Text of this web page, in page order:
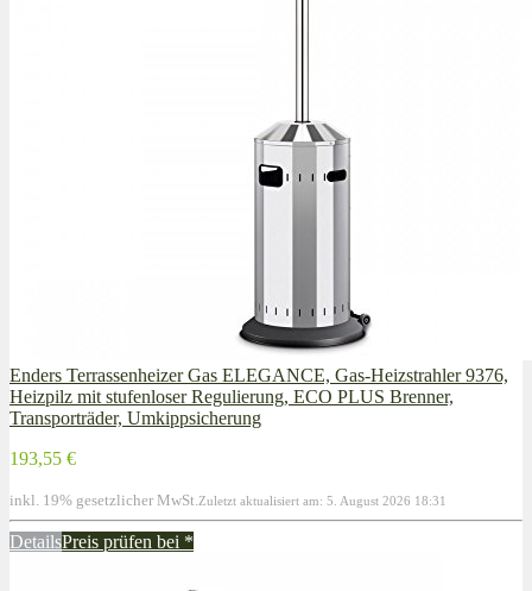
Enders Terrassenheizer Gas ELEGANCE, Gas-Heizstrahler 9376,
Heizpilz mit stufenloser Regulierung, ECO PLUS Brenner,
Transporträder, Umkippsicherung
193,55 €
inkl. 19% gesetzlicher MwSt. Zuletzt aktualisiert am: 5. August 2026 18:31
DetailsPreis prüfen bei *